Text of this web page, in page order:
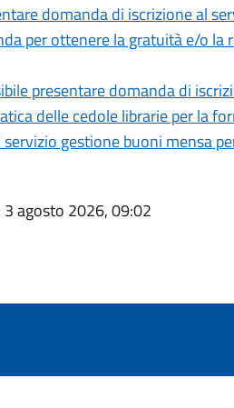
domanda di iscrizione al
per ottenere la gratuità e/o
presentare domanda di
delle cedole librarie per la
gestione buoni mensa
3 agosto 2026, 09:02